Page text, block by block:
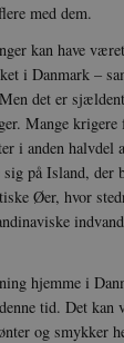
med dem.
kan have
i Danmark –
det er
Mange krigere
i anden halvdel
på Island, der
Øer, hvor
hjemme i
tid. Det kan
og smykker